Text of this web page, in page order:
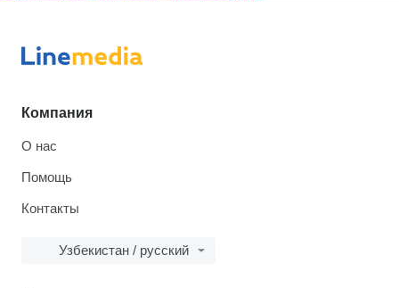
Компания
О нас
Помощь
Контакты
Узбекистан / русский